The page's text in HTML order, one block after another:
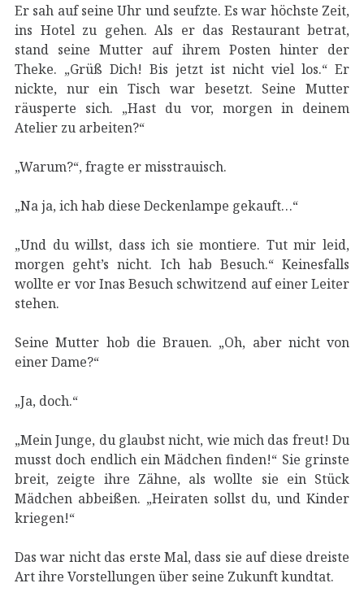
Er sah auf seine Uhr und seufzte. Es war höchste Zeit,
ins Hotel zu gehen. Als er das Restaurant betrat,
stand seine Mutter auf ihrem Posten hinter der
Theke. „Grüß Dich! Bis jetzt ist nicht viel los.“ Er
nickte, nur ein Tisch war besetzt. Seine Mutter
räusperte sich. „Hast du vor, morgen in deinem
Atelier zu arbeiten?“
„Warum?“, fragte er misstrauisch.
„Na ja, ich hab diese Deckenlampe gekauft…“
„Und du willst, dass ich sie montiere. Tut mir leid,
morgen geht’s nicht. Ich hab Besuch.“ Keinesfalls
wollte er vor Inas Besuch schwitzend auf einer Leiter
stehen.
Seine Mutter hob die Brauen. „Oh, aber nicht von
einer Dame?“
„Ja, doch.“
„Mein Junge, du glaubst nicht, wie mich das freut! Du
musst doch endlich ein Mädchen finden!“ Sie grinste
breit, zeigte ihre Zähne, als wollte sie ein Stück
Mädchen abbeißen. „Heiraten sollst du, und Kinder
kriegen!“
Das war nicht das erste Mal, dass sie auf diese dreiste
Art ihre Vorstellungen über seine Zukunft kundtat.